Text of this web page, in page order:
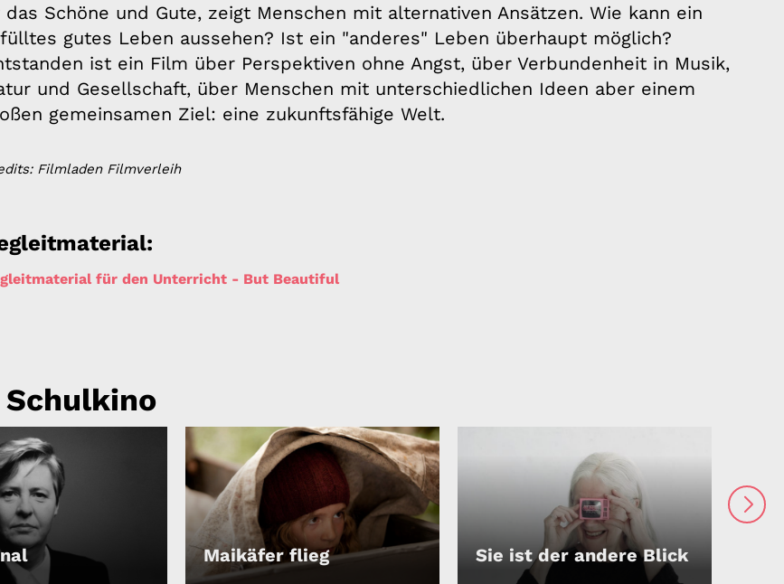
das Schöne und Gute, zeigt Menschen mit alternativen Ansätzen. Wie kann ein
gutes Leben aussehen? Ist ein "anderes" Leben überhaupt möglich?
ist ein Film über Perspektiven ohne Angst, über Verbundenheit in Musik,
und Gesellschaft, über Menschen mit unterschiedlichen Ideen aber einem
gemeinsamen Ziel: eine zukunftsfähige Welt.
Filmladen Filmverleih
für den Unterricht - But Beautiful
Maikäfer flieg
ABSPIELEN Sie ist der andere Blick
ABSPIELEN